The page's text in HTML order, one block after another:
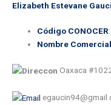
Elizabeth Estevane
Código CONOCER
Nombre Comercial
Oaxaca